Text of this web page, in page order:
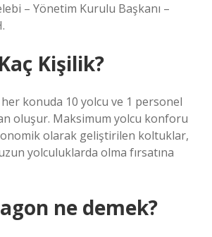
– Yönetim Kurulu Başkanı –
Kişilik?
konuda 10 yolcu ve 1 personel
oluşur. Maksimum yolcu konforu
olarak geliştirilen koltuklar,
yolculuklarda olma fırsatına
ne demek?